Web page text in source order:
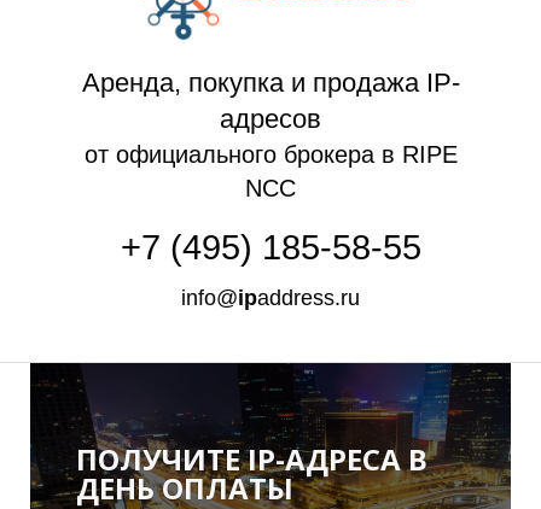
Л
Аренда, покупка и продажа IP-
адресов
от официального брокера в RIPE
NCC
+7 (495) 185-58-55
info@ipaddress.ru
ПОЛУЧИТЕ IP-АДРЕСА В
ДЕНЬ ОПЛАТЫ